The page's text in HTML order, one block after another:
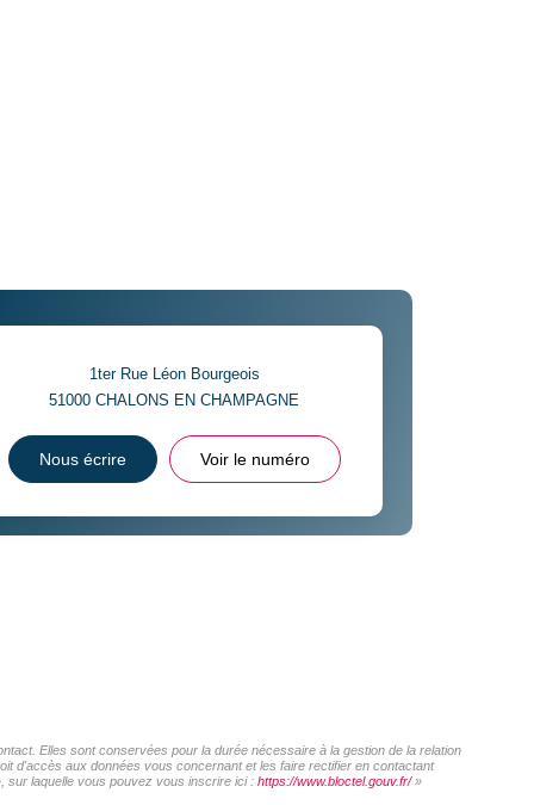
1ter Rue Léon Bourgeois
51000CHALONS EN CHAMPAGNE
Nous écrire Voir le numéro
Elles sont conservées pour la durée nécessaire à la gestion de la relation
d'accès aux données vous concernant et les faire rectifier en contactant
sur laquelle vous pouvez vous inscrire ici : https://www.bloctel.gouv.fr/»